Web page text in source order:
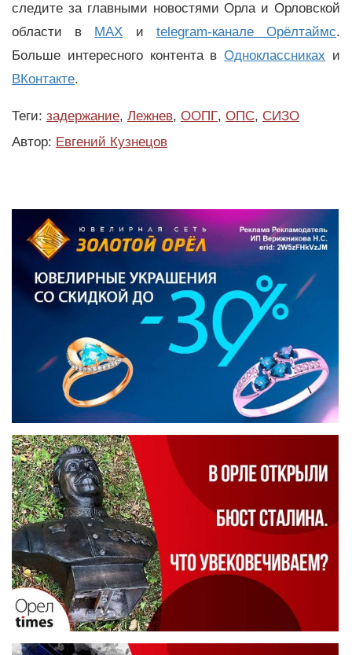
следите за главными новостями Орла и Орловской
области в MAX и telegram-канале Орёлтаймс.
Больше интересного контента вОдноклассниках и
ВКонтакте.
Теги: задержание, Лежнев, ООПГ, ОПС, СИЗО
Автор: Евгений Кузнецов